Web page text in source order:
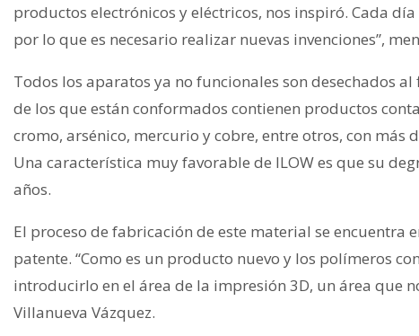
productos electrónicos y eléctricos, nos inspiró. Cada
por lo que es necesario realizar nuevas invenciones”,
Todos los aparatos ya no funcionales son desechados
de los que están conformados contienen productos
cromo, arsénico, mercurio y cobre, entre otros, con más
Una característica muy favorable de ILOW es que su
años.
El proceso de fabricación de este material se encuentra
patente. “Como es un producto nuevo y los polímeros
introducirlo en el área de la impresión 3D, un área que
Villanueva Vázquez.